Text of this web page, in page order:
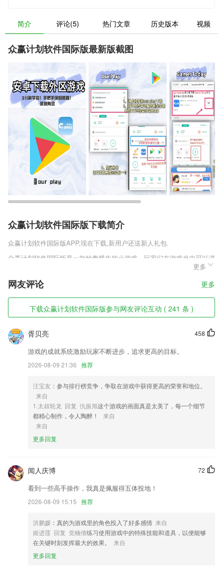
简介 评论(5) 热门文章 历史版本 视频
众赢计划软件国际版最新版截图
众赢计划软件国际版下载简介
众赢计划软件国际版APP,现在下载,新用户还送新人礼包.
众赢计划软件国际版是一款妙趣横生的小游戏，玩家们在游戏当中可以进
行猛男捡树枝，也可以搭建自己的房子，招募自己的小伙伴，一同在奇妙
的世界里不停的探索。还可以制造流水线，体验车间工人的快乐旅程，喜
欢这款游戏的朋友赶紧下载吧。
众赢计划软件国际版软件特色
1,施工有计划，巡检有标准，2265业主有反馈。有效确保施工质量
2,实时在线智能评测，让您的发音更加标准，流利英语脱口秀。
3,保护和尊重您的隐私是我们道德的核心。享受完全平静的体验，我们采
用了最高的安全和隐私标准；
5,CAD派客云图同样支持完善的离线应用，通过将CAD图纸存到您的And
roid设备中，即可随身携带，进行查阅和修改。
6,校园公告：
众赢计划软件国际版软件优势
2.* 缺席和许可表格
3.高仿真翻页效果：触屏滑动顺畅，体验拟物化逼真的翻页感受；
4.不论身处何地的你都能拥有继续深造的机会，提升自己的医学水平和能
5.·精选课程，有很多的精彩的课程，包含丰富的知识，随时学习
6.精美场景、卡片设计，包含动物，建筑，水果，用品等，趣味多多。
众赢计划软件国际版更新了什么?
更多
网友评论 更多
下载众赢计划软件国际版参与网友评论互动 ( 241 条 )
458
胥贝亮
游戏的成就系统激励玩家不断进步，追求更高的目标。
2026-08-09 21:36 推荐
汪宝友 ：参与排行榜竞争，争取在游戏中获得更高的荣誉和地位。
来自
1.太叔轮龙 回复 仇振旭这个游戏的画面真是太美了，每一个细节
都精心制作，令人陶醉！
来自
来自
更多回复
72
闻人庆博
看到一些高手操作，我真是佩服得五体投地！
2026-08-09 15:15 推荐
洪鹏媛 ：真的为游戏里的角色投入了好多感情 来自
姬进莲 回复 党楠倩练习使用游戏中的特殊技能和道具，以便能够
在关键时刻发挥最大的效果。
来自
更多回复